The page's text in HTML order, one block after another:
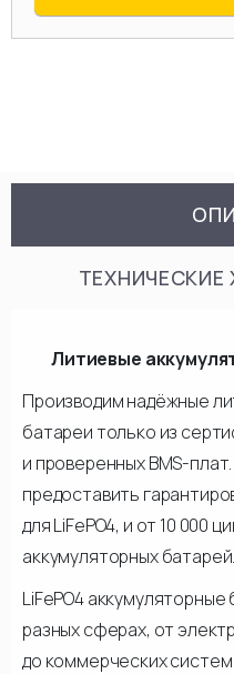
ТЕХНИЧЕСКИЕ
Литиевые
Производим надёжные
батареи только из
и проверенных BMS-
предоставить
для LiFePO4, и от 10 000
аккумуляторных батарей.
LiFePO4
разных сферах, от
до коммерческих